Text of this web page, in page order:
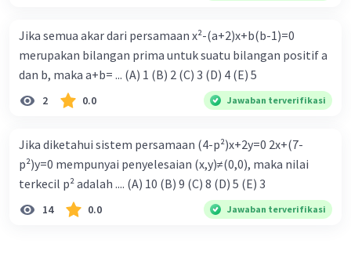
Jika semua akar dari persamaan x²-(a+2)x+b(b-1)=0
merupakan bilangan prima untuk suatu bilangan positif a
dan b, maka a+b= ... (A) 1 (B) 2 (C) 3 (D) 4 (E) 5
2 0.0 Jawaban terverifikasi
Jika diketahui sistem persamaan (4-p²)x+2y=0 2x+(7-
p²)y=0 mempunyai penyelesaian (x,y)≠(0,0), maka nilai
terkecil p² adalah .... (A) 10 (B) 9 (C) 8 (D) 5 (E) 3
14 0.0 Jawaban terverifikasi